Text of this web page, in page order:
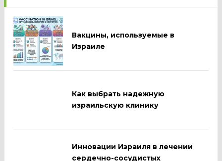
Вакцины, используемые в
Израиле
Как выбрать надежную
израильскую клинику
Инновации Израиля в лечении
сердечно-сосудистых